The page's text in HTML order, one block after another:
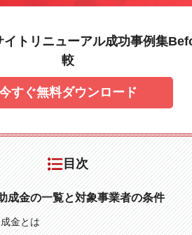
イトリニューアル成功事例集
較
すぐ無料ダウンロード
目次
成金の一覧と対象事業者の条件
金とは